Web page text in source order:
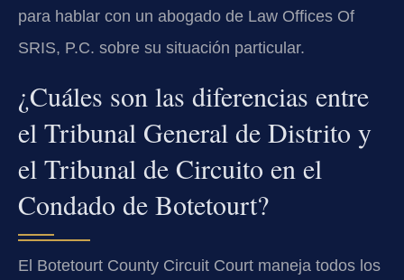
para hablar con un abogado de Law Offices Of
SRIS, P.C. sobre su situación particular.
¿Cuáles son las diferencias entre
el Tribunal General de Distrito y
el Tribunal de Circuito en el
Condado de Botetourt?
El Botetourt County Circuit Court maneja todos los